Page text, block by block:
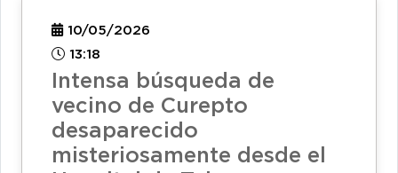
10/05/2026
13:18
Intensa búsqueda de
vecino de Curepto
desaparecido
misteriosamente desde el